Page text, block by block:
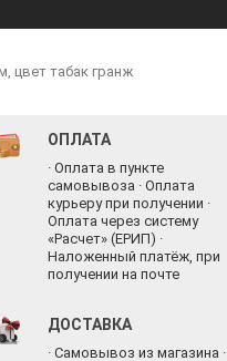
цвет табак гранж
ОПЛАТА
· Оплата в пункте
самовывоза · Оплата
курьеру при получении ·
Оплата через систему
«Расчет» (ЕРИП) ·
Наложенный платёж, при
получении на почте
ДОСТАВКА
· Самовывоз из магазина ·